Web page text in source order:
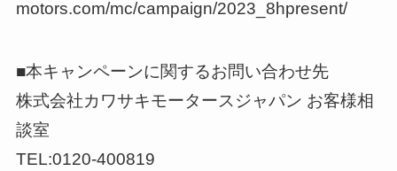
motors.com/mc/campaign/2023_8hpresent/
■本キャンペーンに関するお問い合わせ先
株式会社カワサキモータースジャパン お客様相
談室
TEL:0120-400819